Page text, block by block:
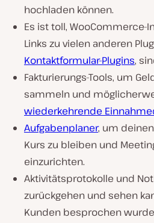
hochladen können.
Es ist toll, WooCommerce-
Links zu vielen anderen
Kontaktformular-Plugins,
Fakturierungs-Tools, um
sammeln und
wiederkehrende
Aufgabenplaner, um
Kurs zu bleiben und
einzurichten.
Aktivitätsprotokolle und
zurückgehen und sehen
Kunden besprochen